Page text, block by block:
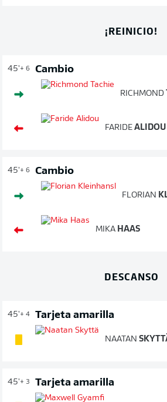
¡REINICIO!
45'+ 6 Cambio
RICHMOND
FARIDE ALIDOU
45'+ 6 Cambio
FLORIAN
MIKA HAAS
DESCANSO
45'+ 4 Tarjeta amarilla
NAATAN
45'+ 3 Tarjeta amarilla